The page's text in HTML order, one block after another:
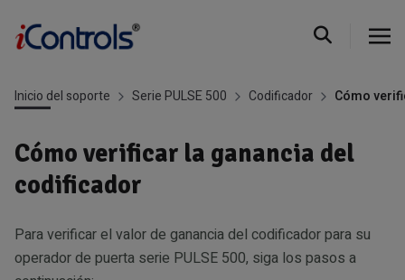
Inicio del soporte Serie PULSE 500 Codificador Cómo
Cómo verificar la ganancia del
codificador
Para verificar el valor de ganancia del codificador para su
operador de puerta serie PULSE 500, siga los pasos a